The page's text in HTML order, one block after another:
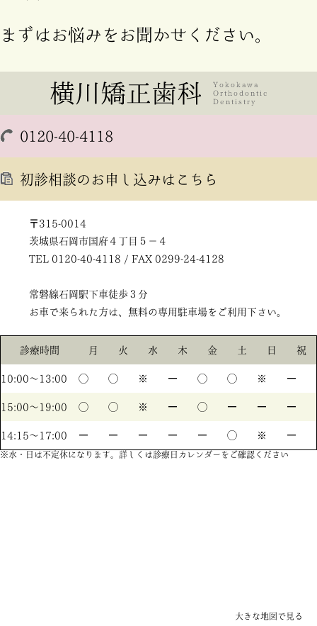
まずはお悩みをお聞かせください。
0120-40-4118
初診相談のお申し込みはこちら
〒315-0014
茨城県石岡市国府４丁目５－４
TEL 0120-40-4118 / FAX 0299-24-4128
常磐線石岡駅下車徒歩３分
お車で来られた方は、無料の専用駐車場をご利用下さい。
診療時間 月 火 水 木 金 土 日 祝
10:00〜13:00 ◯ ◯ ※ ー ◯ ◯ ※ ー
15:00〜19:00 ◯ ◯ ※ ー ◯ ー ー ー
14:15〜17:00 ー ー ー ー ー ◯ ※ ー
※水・日は不定休になります。詳しくは診療日カレンダーをご確認ください
大きな地図で見る